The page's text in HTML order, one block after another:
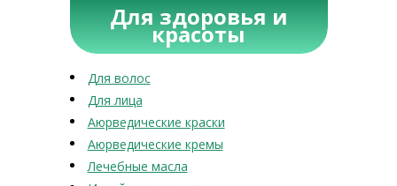
Для здоровья и
красоты
Для волос
Для лица
Аюрведические краски
Аюрведические кремы
Лечебные масла